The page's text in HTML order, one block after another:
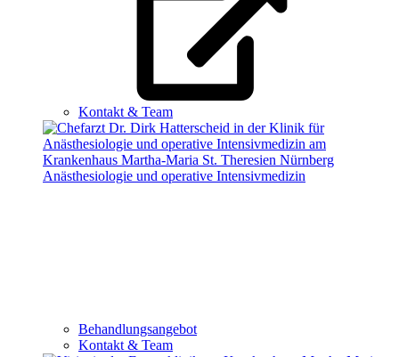
Kontakt & Team
Anästhesiologie und operative Intensivmedizin
Behandlungsangebot
Kontakt & Team